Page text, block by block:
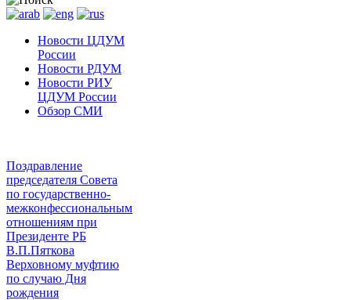
Новости ЦДУМ
России
Новости РДУМ
Новости РИУ
ЦДУМ России
Обзор СМИ
Поздравление
председателя Совета
по государственно-
межконфессиональным
отношениям при
Президенте РБ
В.П.Пяткова
Верховному муфтию
по случаю Дня
рождения